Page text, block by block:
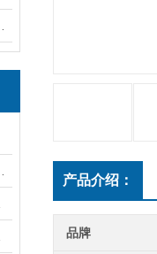
产品介绍：
品牌